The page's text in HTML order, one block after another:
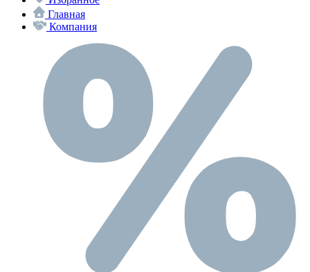
Главная
Компания